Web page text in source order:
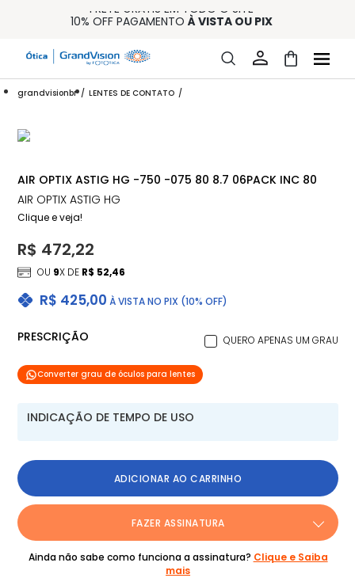
FRETE GRÁTIS EM TODO O SITE
10% OFF PAGAMENTO À VISTA OU PIX
15% OFF NA PRIMEIRA COMPRA (CONSULTE REGULAMENTO)
32% OFF NO COMBO - CONS. REG.
grandvisionbr LENTES DE CONTATO
AIR OPTIX ASTIG HG -750 -075 80 8.7 06PACK INC 80
AIR OPTIX ASTIG HG
Clique e veja!
R$ 425,00 À VISTA NO PIX (10% OFF)
R$ 472,22
OU 9X DE R$ 52,46
PRESCRIÇÃO QUERO APENAS UM GRAU
Converter grau de óculos para lentes
INDICAÇÃO DE TEMPO DE USO
ADICIONAR AO CARRINHO
FAZER ASSINATURA
Ainda não sabe como funciona a assinatura? Clique e Saiba
mais